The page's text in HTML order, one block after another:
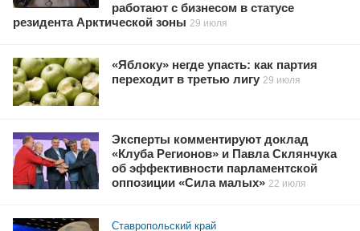
работают с бизнесом в статусе
резидента Арктической зоны 29 июля
«Яблоку» негде упасть: как партия
переходит в третью лигу 29 июля
Эксперты комментируют доклад
«Клуба Регионов» и Павла Склянчука
об эффективности парламентской
оппозиции «Сила малых» 22 июля
Ставропольский край